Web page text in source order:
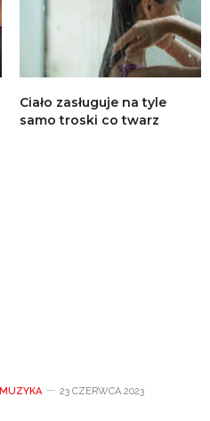
Ciało zasługuje na tyle
samo troski co twarz
MUZYKA 23 CZERWCA 2023